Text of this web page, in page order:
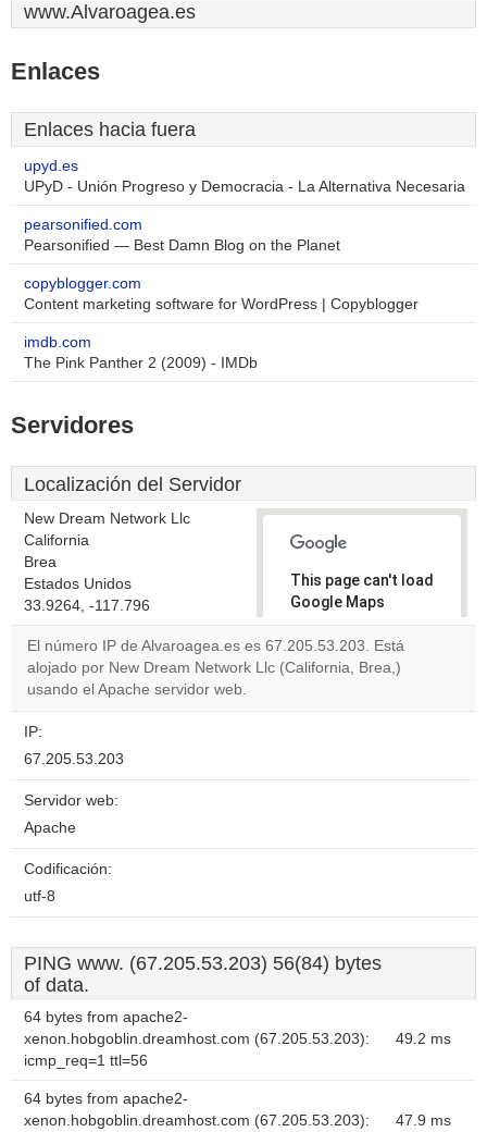
www.Alvaroagea.es
Enlaces
Enlaces hacia fuera
upyd.es
UPyD - Unión Progreso y Democracia - La Alternativa Necesaria
pearsonified.com
Pearsonified — Best Damn Blog on the Planet
copyblogger.com
Content marketing software for WordPress | Copyblogger
imdb.com
The Pink Panther 2 (2009) - IMDb
Servidores
Localización del Servidor
New Dream Network Llc
California
Brea
Estados Unidos
33.9264, -117.796
This page can't load
Google Maps
correctly.
Do you
El número IP de Alvaroagea.es es 67.205.53.203. Está
alojado por New Dream Network Llc (California, Brea,)
usando el Apache servidor web.
IP:
67.205.53.203
Servidor web:
Apache
Codificación:
utf-8
PING www. (67.205.53.203) 56(84) bytes
of data.
64 bytes from apache2-
xenon.hobgoblin.dreamhost.com (67.205.53.203):
icmp_req=1 ttl=56
49.2 ms
64 bytes from apache2-
xenon.hobgoblin.dreamhost.com (67.205.53.203):
47.9 ms